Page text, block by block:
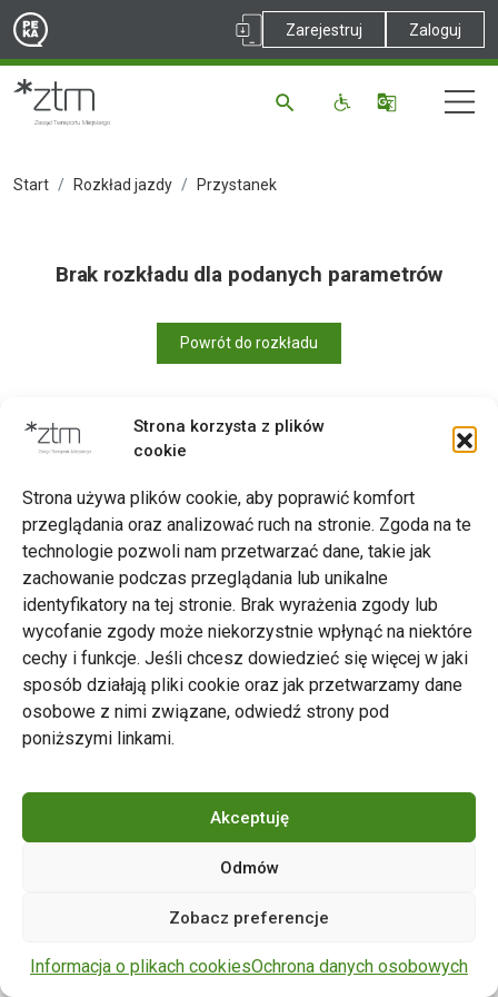
Strona korzysta z plików
cookie
Strona używa plików cookie, aby poprawić komfort
przeglądania oraz analizować ruch na stronie. Zgoda na te
technologie pozwoli nam przetwarzać dane, takie jak
zachowanie podczas przeglądania lub unikalne
identyfikatory na tej stronie. Brak wyrażenia zgody lub
wycofanie zgody może niekorzystnie wpłynąć na niektóre
cechy i funkcje. Jeśli chcesz dowiedzieć się więcej w jaki
sposób działają pliki cookie oraz jak przetwarzamy dane
osobowe z nimi związane, odwiedź strony pod
poniższymi linkami.
Akceptuję
Odmów
Zobacz preferencje
Informacja o plikach cookiesOchrona danych osobowych
Zarejestruj Zaloguj
Start Rozkład jazdy Przystanek
Brak rozkładu dla podanych parametrów
Powrót do rozkładu
Zarząd Transportu Miejskiego w Poznaniu
Napisz do nas
tel. 61 646 33 44
ul. Matejki 59, 60-770 Poznań
zastrzeżone.